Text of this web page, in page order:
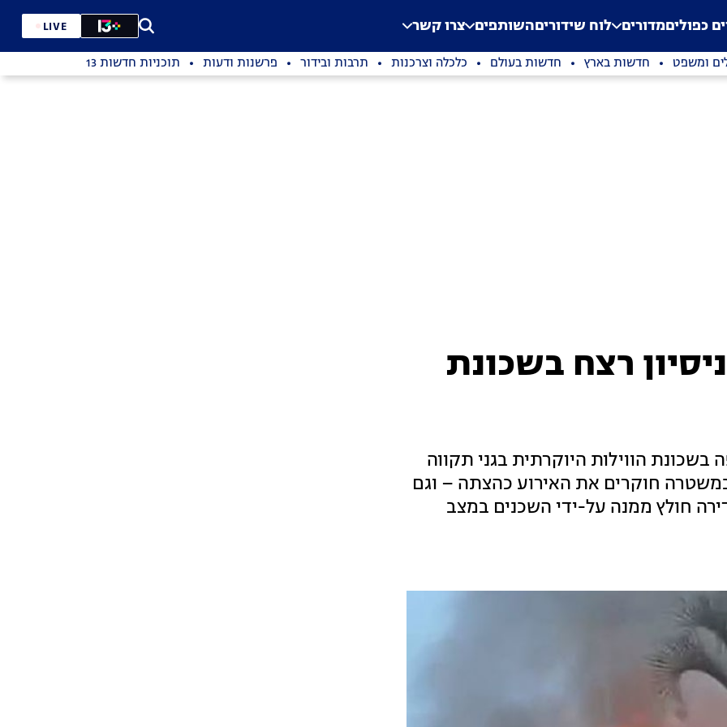
Application error: a
. כפוליםמדורים לוח שידוריםהשותפים צרו קשר LIVE
ומשפט חדשות בארץ חדשות בעולם כלכלה וצרכנות תרבות ובידור פרשנות ודעות תוכניות חדשות 13
רצח בשכונת
הווילות היוקרתית בגני תקווה
לראשון. לחדשות 13 נודע כי במשטרה חוקרים את האירוע כהצתה – וגם
חולץ ממנה על-ידי השכנים במצב